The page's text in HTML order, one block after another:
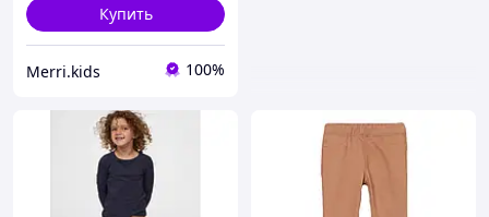
Купить
Merri.kids 100%